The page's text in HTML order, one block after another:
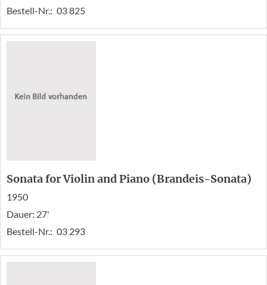
Bestell-Nr.: 03 825
Sonata for Violin and Piano (Brandeis-Sonata)
1950
Dauer: 27'
Bestell-Nr.: 03 293